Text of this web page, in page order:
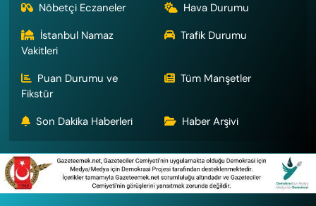
Nöbetçi Eczaneler
Hava Durumu
İstanbul Namaz
Vakitleri
Trafik Durumu
Puan Durumu ve
Fikstür
Tüm Manşetler
Son Dakika Haberleri Haber Arşivi